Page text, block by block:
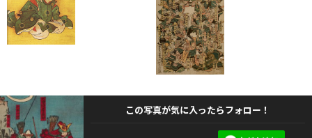
この写真が気に入ったらフォロー！